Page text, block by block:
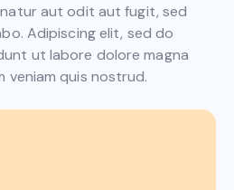
aut odit aut fugit, sed
Adipiscing elit, sed do
ut labore dolore magna
veniam quis nostrud.